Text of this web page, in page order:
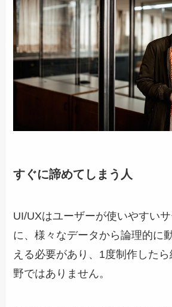
すぐに諦めてしまう人
UI/UXはユーザーが使いやすい
に、様々なデータから論理的に
える必要があり、1度制作した
野ではありません。